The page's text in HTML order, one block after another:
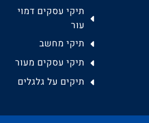
תיקי עסקים דמוי
עור
תיקי מחשב
תיקי עסקים מעור
תיקים על גלגלים